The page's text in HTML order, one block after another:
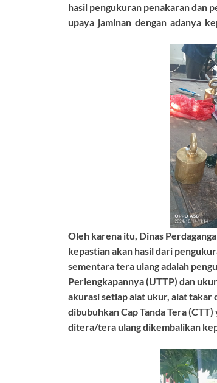
hasil pengukuran penakaran dan
upaya jaminan dengan adanya
Oleh karena itu, Dinas
kepastian akan hasil dari
sementara tera ulang adalah
Perlengkapannya (UTTP) dan
akurasi setiap alat ukur, alat takar
dibubuhkan Cap Tanda Tera
ditera/tera ulang dikembalikan